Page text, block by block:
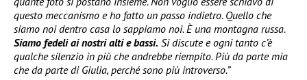
questo meccanismo e ho fatto un passo indietro. Quello che
siamo noi dentro casa lo sappiamo noi. È una montagna russa.
Siamo fedeli ai nostri alti e bassi. Si discute e ogni tanto c’è
qualche silenzio in più che andrebbe riempito. Più da parte mia
che da parte di Giulia, perché sono più introverso.”